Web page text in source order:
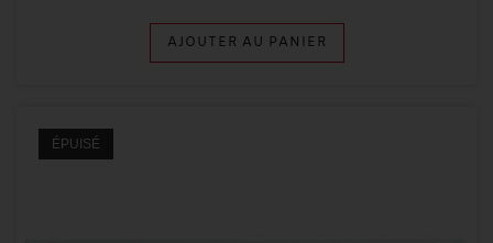
AJOUTER AU PANIER
ÉPUISÉ